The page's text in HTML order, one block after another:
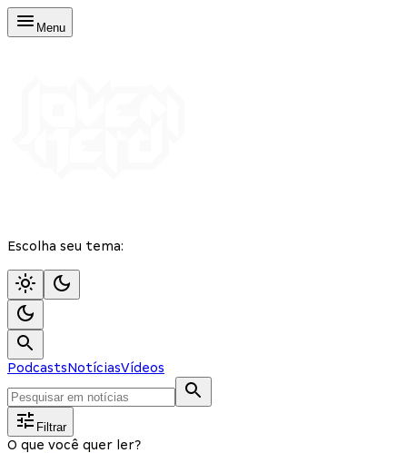
Menu
Escolha seu tema:
PodcastsNotíciasVídeos
Filtrar
O que você quer ler?